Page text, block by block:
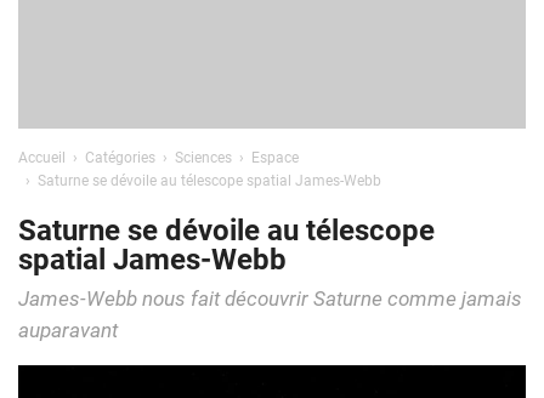
Accueil Catégories Sciences
Espace
Saturne se dévoile au télescope spatial James-Webb
Saturne se dévoile au télescope
spatial James-Webb
James-Webb nous fait découvrir Saturne comme jamais
auparavant